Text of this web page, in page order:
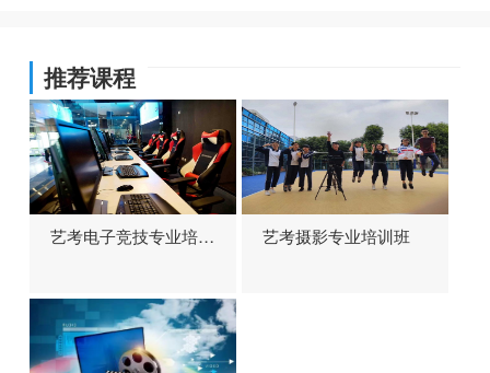
推荐课程
艺考电子竞技专业培训
艺考摄影专业培训班